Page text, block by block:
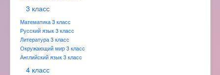
3 класс
Математика 3 класс
Русский язык 3 класс
Литература 3 класс
Окружающий мир 3 класс
Английский язык 3 класс
4 класс